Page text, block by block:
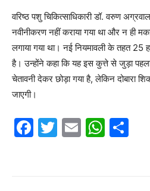
वरिष्ठ पशु चिकित्साधिकारी डॉ. वरुण
नवीनीकरण नहीं कराया गया था और न ही
लगाया गया था। नई नियमावली के तहत 25
है। उन्होंने कहा कि यह इस कुत्ते से जुड़ा
चेतावनी देकर छोड़ा गया है, लेकिन दोबारा
जाएगी।
F
T
E
W